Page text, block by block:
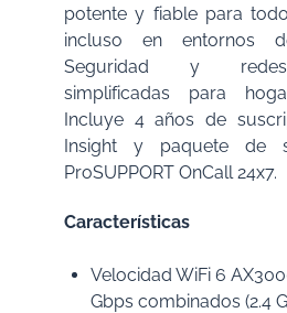
potente y fiable para
incluso en entornos
Seguridad y redes
simplificadas para
Incluye 4 años de
Insight y paquete de
ProSUPPORT OnCall 24x7.
Características
Velocidad WiFi 6
Gbps combinados (2.4